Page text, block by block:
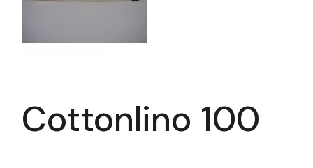
Cottonlino 100